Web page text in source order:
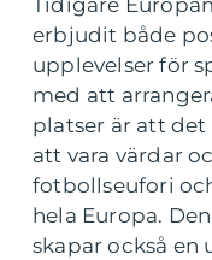
Tidigare
erbjudit både
upplevelser för
med att
platser är att
att vara värdar
fotbollseufori
hela Europa.
skapar också en